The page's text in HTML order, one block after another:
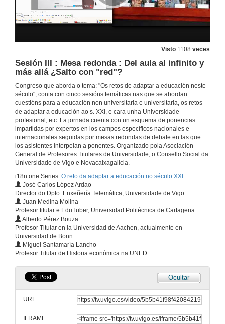
Visto 1108 veces
Sesión III : Mesa redonda : Del aula al infinito y
más allá ¿Salto con "red"?
Congreso que aborda o tema: "Os retos de adaptar a educación neste
século", conta con cinco sesións temáticas nas que se abordan
cuestións para a educación non universitaria e universitaria, os retos
de adaptar a educación ao s. XXI, e cara unha Universidade
profesional, etc. La jornada cuenta con un esquema de ponencias
impartidas por expertos en los campos específicos nacionales e
internacionales seguidas por mesas redondas de debate en las que
los asistentes interpelan a ponentes. Organizado pola Asociación
General de Profesores Titulares de Universidade, o Consello Social da
Universidade de Vigo e Novacaixagalicia.
i18n.one.Series: O reto da adaptar a educación no século XXI
José Carlos López Ardao
Director do Dpto. Enxeñería Telemática, Universidade de Vigo
Juan Medina Molina
Profesor titular e EduTuber, Universidad Politécnica de Cartagena
Alberto Pérez Bouza
Profesor Titular en la Universidad de Aachen, actualmente en
Universidad de Bonn
Miguel Santamaría Lancho
Profesor Titular de Historia económica na UNED
Ocultar
URL:
IFRAME:
El éxito de los ciclos de FP ¿Tendencia o moda?
9 de xul. de 2012
Presentación Sesión III : Del aula al infinito y más allá ¿Salto con "red"?
10 de xul. de 2012
Xornadas, profesorado, medias, universitario
10 de xul. de 2012
10 de xul. de 2012
10 de xul. de 2012
Presentación de Miguel Santamaría Lancho
10 de xul. de 2012